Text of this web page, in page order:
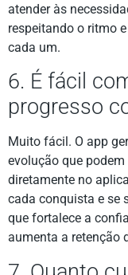
atender às
respeitando o ritmo
cada um.
6. É fácil
progresso
Muito fácil. O app
evolução que
diretamente no
cada conquista e se
que fortalece a
aumenta a retenção